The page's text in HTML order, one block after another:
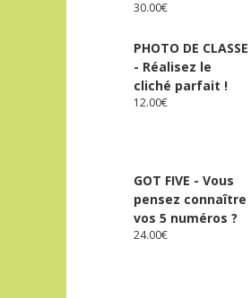
30.00€
PHOTO DE CLASSE
- Réalisez le
cliché parfait !
12.00€
GOT FIVE - Vous
pensez connaître
vos 5 numéros ?
24.00€